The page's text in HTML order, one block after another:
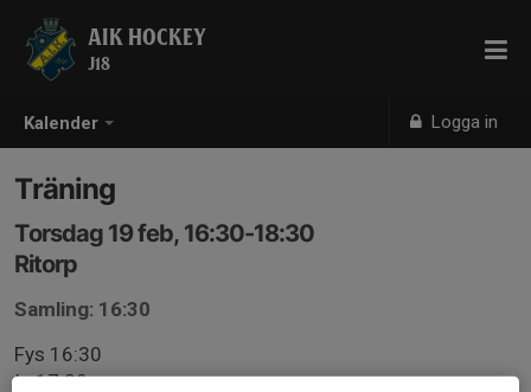
Kalender Logga in
AIK HOCKEY
J18
Träning
Torsdag 19 feb, 16:30-18:30
Ritorp
Samling: 16:30
Fys 16:30
Is 17:30